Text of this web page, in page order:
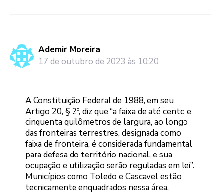
Ademir Moreira
17 de outubro de 2023 às 10:20
A Constituição Federal de 1988, em seu
Artigo 20, § 2º, diz que “a faixa de até cento e
cinquenta quilômetros de largura, ao longo
das fronteiras terrestres, designada como
faixa de fronteira, é considerada fundamental
para defesa do território nacional, e sua
ocupação e utilização serão reguladas em lei”.
Municípios como Toledo e Cascavel estão
tecnicamente enquadrados nessa área.